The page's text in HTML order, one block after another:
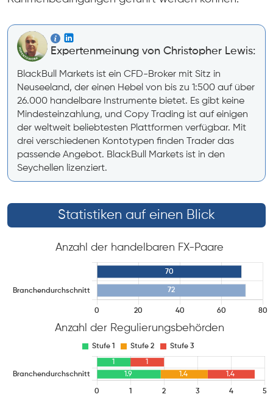
Expertenmeinung von Christopher Lewis:
BlackBull Markets ist ein CFD-Broker mit Sitz in
Neuseeland, der einen Hebel von bis zu 1:500 auf über
26.000 handelbare Instrumente bietet. Es gibt keine
Mindesteinzahlung, und Copy Trading ist auf einigen
der weltweit beliebtesten Plattformen verfügbar. Mit
drei verschiedenen Kontotypen finden Trader das
passende Angebot. BlackBull Markets ist in den
Seychellen lizenziert.
Statistiken auf einen Blick
Anzahl der handelbaren FX-Paare
Anzahl der Regulierungsbehörden